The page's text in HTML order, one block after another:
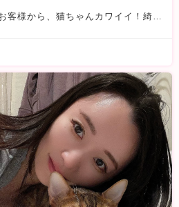
チャットに来てくださったお客様から、猫ちゃんカワイイ！綺麗な顔立ちしてる！などなど褒めていただけて嬉しい限りです